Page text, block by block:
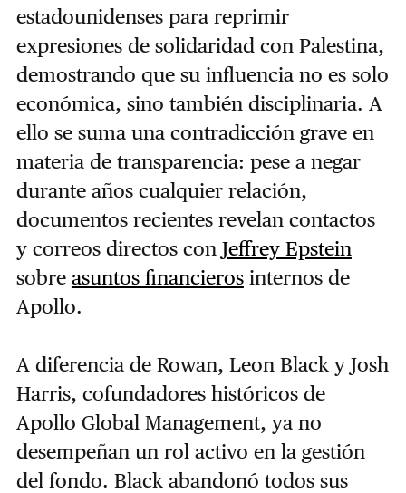
estadounidenses para reprimir
expresiones de solidaridad con Palestina,
demostrando que su influencia no es solo
económica, sino también disciplinaria. A
ello se suma una contradicción grave en
materia de transparencia: pese a negar
durante años cualquier relación,
documentos recientes revelan contactos
y correos directos con Jeffrey Epstein
sobre asuntos financierosinternos de
Apollo.
A diferencia de Rowan, Leon Black y Josh
Harris, cofundadores históricos de
Apollo Global Management, ya no
desempeñan un rol activo en la gestión
del fondo. Black abandonó todos sus